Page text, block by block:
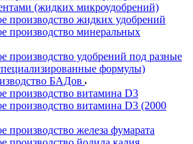
(жидких микроудобрений)
производство жидких удобрений
производство минеральных
производство удобрений под разные
формулы)
БАДов
производство витамина D3
производство витамина D3 (2000
производство железа фумарата